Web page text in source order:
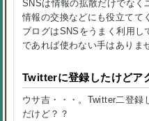
SNSは情報の拡散だけでなく
情報の交換などにも役立てて
ブログはSNSをうまく利用し
であれば使わない手はありま
Twitterに登録したけどア
ウサ吉・・・。Twitter二登録
だけど？？